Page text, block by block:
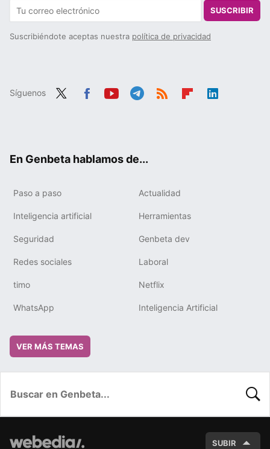
SUSCRIBIR
Suscribiéndote aceptas nuestra política de privacidad
Síguenos
En Genbeta hablamos de...
Paso a paso Actualidad
Inteligencia artificial Herramientas
Seguridad Genbeta dev
Redes sociales Laboral
timo Netflix
WhatsApp Inteligencia Artificial
VER MÁS TEMAS
SUBIR